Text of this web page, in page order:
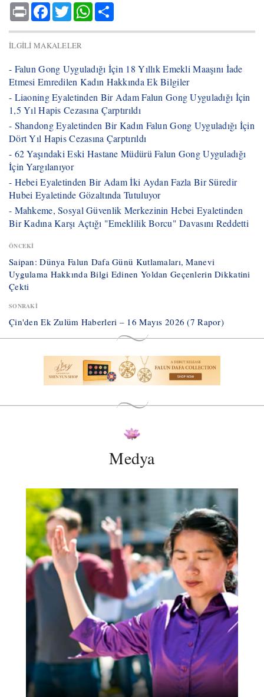
Print Facebook
TwitterWhatsApp
İLGILI MAKALELER
- ​Falun Gong Uyguladığı İçin 18 Yıllık Emekli Maaşını İade
Etmesi Emredilen Kadın Hakkında Ek Bilgiler
- ​Liaoning Eyaletinden Bir Adam Falun Gong Uyguladığı İçin
1,5 Yıl Hapis Cezasına Çarptırıldı
- Shandong Eyaletinden Bir Kadın Falun Gong Uyguladığı İçin
Dört Yıl Hapis Cezasına Çarptırıldı
- ​62 Yaşındaki Eski Hastane Müdürü Falun Gong Uyguladığı
İçin Yargılanıyor
- Hebei Eyaletinden Bir Adam İki Aydan Fazla Bir Süredir
Hubei Eyaletinde Gözaltında Tutuluyor
- ​Mahkeme, Sosyal Güvenlik Merkezinin Hebei Eyaletinden
Bir Kadına Karşı Açtığı "Emeklilik Borcu" Davasını Reddetti
ÖNCEKI
​Saipan: Dünya Falun Dafa Günü Kutlamaları, Manevi
Uygulama Hakkında Bilgi Edinen Yoldan Geçenlerin Dikkatini
Çekti
SONRAKI
​Çin'den Ek Zulüm Haberleri – 16 Mayıs 2026 (7 Rapor)
Medya